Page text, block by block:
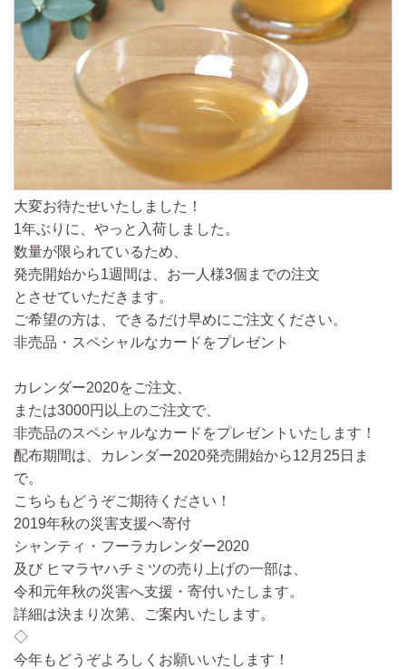
大変お待たせいたしました！
1年ぶりに、やっと入荷しました。
数量が限られているため、
発売開始から1週間は、お一人様3個までの注文
とさせていただきます。
ご希望の方は、できるだけ早めにご注文ください。
非売品・スペシャルなカードをプレゼント
カレンダー2020をご注文、
または3000円以上のご注文で、
非売品のスペシャルなカードをプレゼントいたします！
配布期間は、カレンダー2020発売開始から12月25日ま
で。
こちらもどうぞご期待ください！
2019年秋の災害支援へ寄付
シャンティ・フーラカレンダー2020
及び ヒマラヤハチミツの売り上げの一部は、
令和元年秋の災害へ支援・寄付いたします。
詳細は決まり次第、ご案内いたします。
◇
今年もどうぞよろしくお願いいたします！